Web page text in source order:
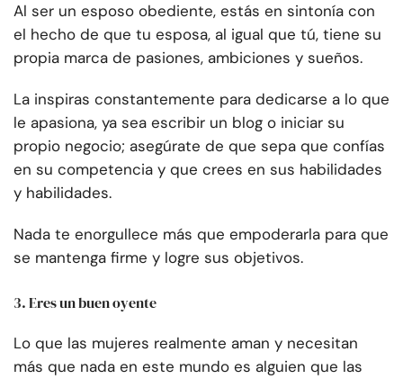
Al ser un esposo obediente, estás en sintonía con
el hecho de que tu esposa, al igual que tú, tiene su
propia marca de pasiones, ambiciones y sueños.
La inspiras constantemente para dedicarse a lo que
le apasiona, ya sea escribir un blog o iniciar su
propio negocio; asegúrate de que sepa que confías
en su competencia y que crees en sus habilidades
y habilidades.
Nada te enorgullece más que empoderarla para que
se mantenga firme y logre sus objetivos.
3. Eres un buen oyente
Lo que las mujeres realmente aman y necesitan
más que nada en este mundo es alguien que las